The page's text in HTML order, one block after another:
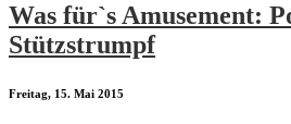
Was für`s Amusement:
Stützstrumpf
Freitag, 15. Mai 2015